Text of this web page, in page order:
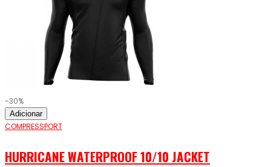
-30%
Adicionar
COMPRESSPORT
HURRICANE WATERPROOF 10/10 JACKET